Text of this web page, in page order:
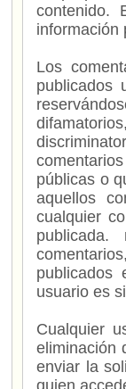
contenido.
información
Los
publicados
públicas o
aquellos
cualquier
usuario es
Cualquier
eliminación
enviar la
quien